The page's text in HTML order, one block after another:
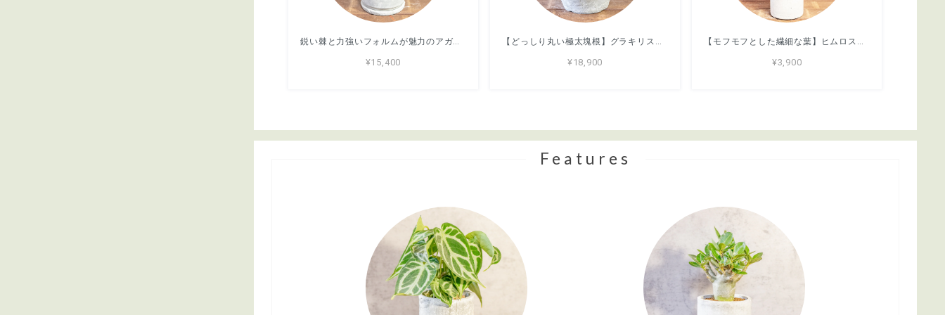
鋭い棘と力強いフォルムが魅力のアガベ・シロアリ（FO-76）。無骨な質感が映える手づくりモルタル鉢。根腐れを防ぐ独自配合の用土｜虫発生抑制（全国一律送料850円）
¥15,400
【どっしり丸い極太塊根】グラキリス。胴回り40cmの圧倒的ボリューム。無骨な「手づくりモルタル鉢」とセットで。｜虫発生抑制（全国一律送料850円）
¥18,900
【モフモフとした繊細な葉】ヒムロスギ。やわらかな質感、ふんわり広がる美しい緑。通気性抜群の手づくりモルタル鉢に植え込んでお届け／育て方がわかるシートあり／全国一律送料850円
¥3,900
Features